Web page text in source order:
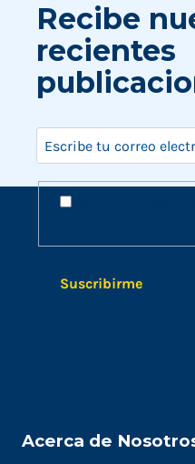
Recibe
recientes
Aviso de
Aviso
privacidad
He leído y acepto la
Suscribirme
Acerca de